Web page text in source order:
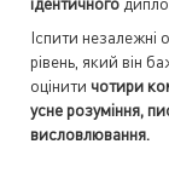
Іспити незалежні
рівень, який він
оцінити чотири
усне розуміння,
висловлювання.